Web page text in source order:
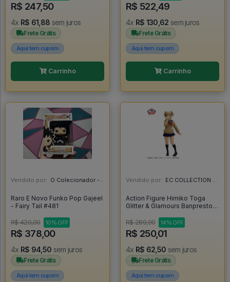
R$ 247,50
4x R$ 61,88 sem juros
Frete Grátis
Aqui tem cupom
Carrinho
R$ 522,49
4x R$ 130,62 sem juros
Frete Grátis
Aqui tem cupom
Carrinho
Vendido por: O Colecionador - SP
Raro E Novo Funko Pop Gajeel
- Fairy Tail #481
R$ 420,00 10% OFF
R$ 378,00
4x R$ 94,50 sem juros
Frete Grátis
Aqui tem cupom
Vendido por: EC COLLECTION - SP
Action Figure Himiko Toga
Glitter & Glamours Banpresto -
R$ 289,90
14% OFF
R$ 250,01
4x R$ 62,50 sem juros
Frete Grátis
Aqui tem cupom